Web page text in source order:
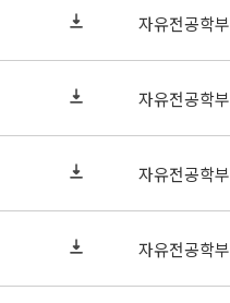
자유전공학부
자유전공학부
자유전공학부
자유전공학부